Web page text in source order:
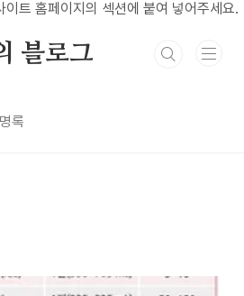
트 홈페이지의 섹션에 붙여 넣어주세요.
블로그
록